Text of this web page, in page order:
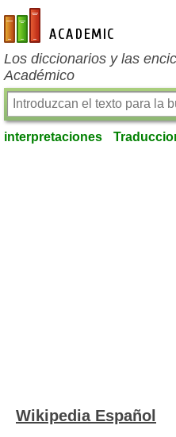
es-academic.com
Los diccionarios y las
Académico
interpretaciones
Wikipedia Español